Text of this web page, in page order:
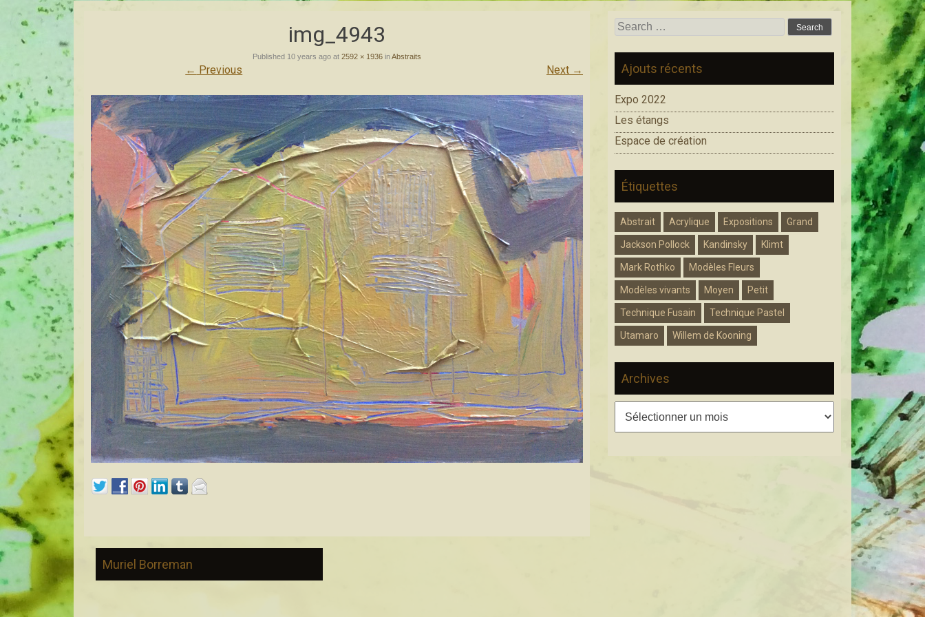
img_4943
Published 10 years ago at 2592 × 1936 inAbstraits
← Previous Next →
Search for:
Ajouts récents
Expo 2022
Les étangs
Espace de création
Étiquettes
Abstrait Acrylique Expositions Grand
Jackson Pollock Kandinsky Klimt
Mark Rothko Modèles Fleurs
Modèles vivants Moyen Petit
Technique Fusain Technique Pastel
Utamaro Willem de Kooning
Archives
Archives
Muriel Borreman